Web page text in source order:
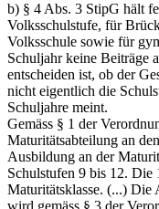
b) § 4 Abs. 3 StipG hält
Volksschulstufe, für
Volksschule sowie für
Schuljahr keine Beiträge
entscheiden ist, ob der
nicht eigentlich die
Schuljahre meint.
Gemäss § 1 der
Maturitätsabteilung an
Ausbildung an der
Schulstufen 9 bis 12. Die
Maturitätsklasse. (...) Die